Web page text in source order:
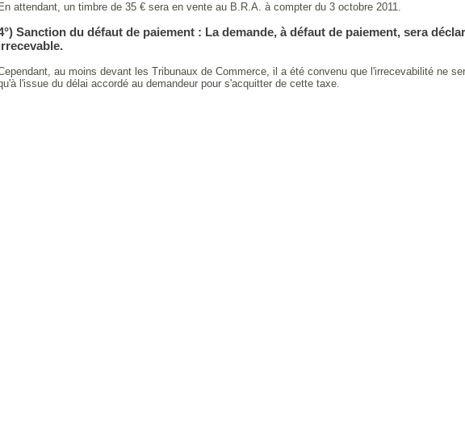
attendant, un timbre de 35 € sera en vente au B.R.A. à compter du 3 octobre 2011.
Sanction du défaut de paiement : La demande, à défaut de paiement, sera
au moins devant les Tribunaux de Commerce, il a été convenu que l'irrecevabilité ne
l'issue du délai accordé au demandeur pour s'acquitter de cette taxe.